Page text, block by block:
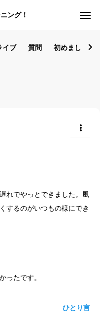
ング！
イブ 質問 初めまして！
れでやっとできました。風
するのがいつもの様にでき
ったです。
ひとり言